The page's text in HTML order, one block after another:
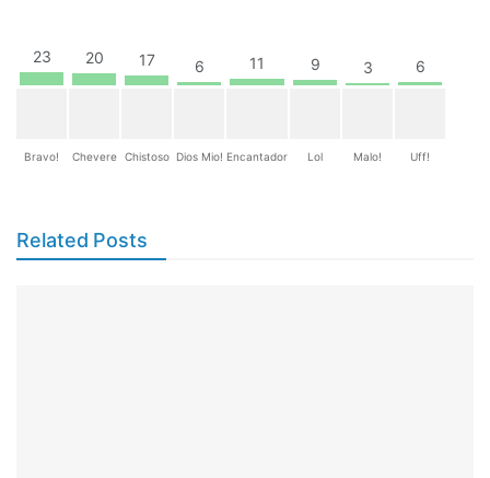
23
Bravo!
20
Chevere
17
Chistoso
6
Dios Mio!
11
Encantador
9
Lol
3
Malo!
6
Uff!
Related Posts